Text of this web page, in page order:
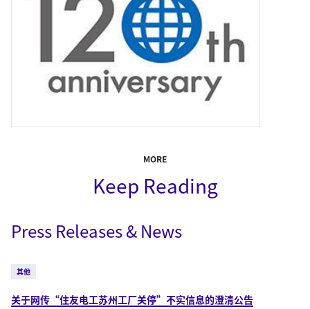
MORE
Keep Reading
Press Releases & News
其他
关于网传“住友电工苏州工厂关停”不实信息的澄清公告